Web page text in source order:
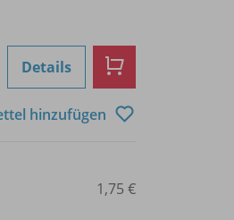
Details
hinzufügen
1,75 €